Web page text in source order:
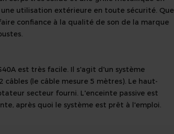
utilisation extérieure en toute sécurité. Que
confiance à la qualité de son de la marque
est très facile. Il s'agit d'un système
(le câble mesure 5 mètres). Le haut-
secteur fourni. L'enceinte passive est
après quoi le système est prêt à l'emploi.